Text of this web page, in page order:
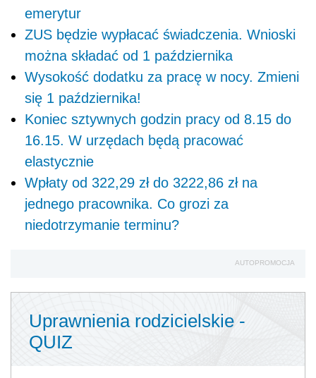
emerytur
ZUS będzie wypłacać świadczenia. Wnioski
można składać od 1 października
Wysokość dodatku za pracę w nocy. Zmieni
się 1 października!
Koniec sztywnych godzin pracy od 8.15 do
16.15. W urzędach będą pracować
elastycznie
Wpłaty od 322,29 zł do 3222,86 zł na
jednego pracownika. Co grozi za
niedotrzymanie terminu?
AUTOPROMOCJA
Uprawnienia rodzicielskie -
QUIZ